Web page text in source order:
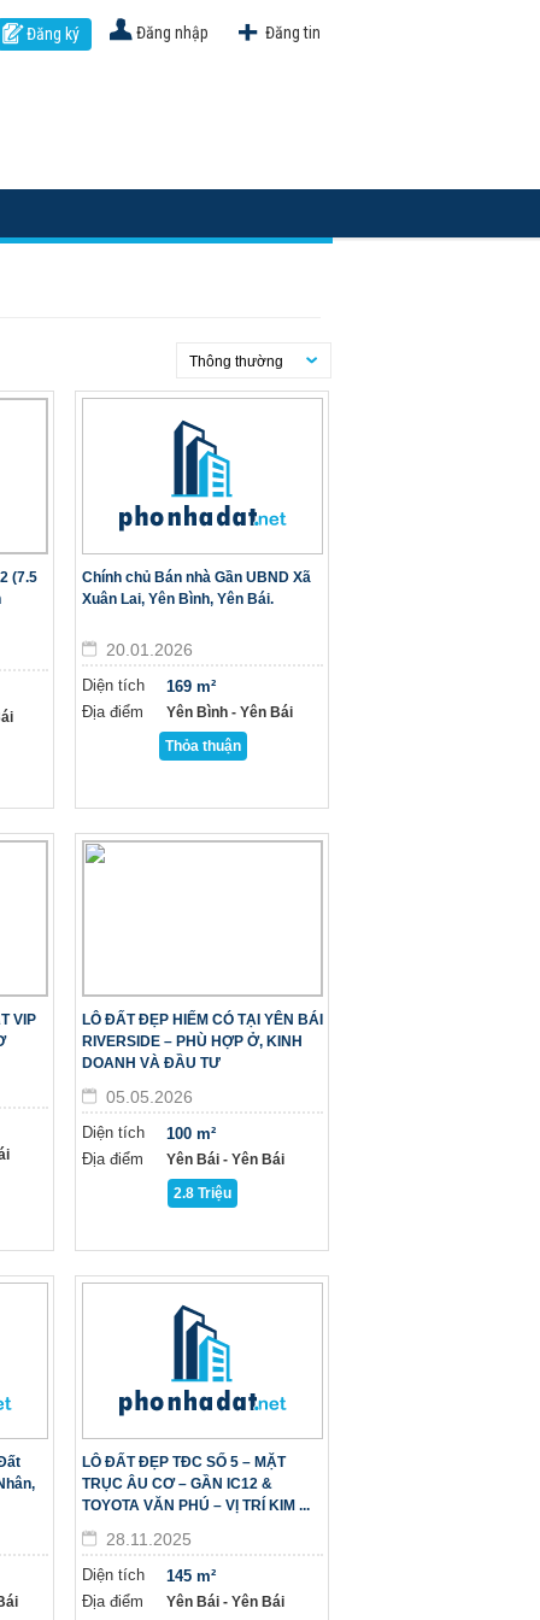
Đăng tin
Đăng nhập
Đăng ký
Thông thường
(7.5
Chính chủ Bán nhà Gần UBND Xã
Xuân Lai, Yên Bình, Yên Bái.
20.01.2026
Diện tích
Địa điểm
169 m²
Yên Bình - Yên Bái
Thỏa thuận
VIP
LÔ ĐẤT ĐẸP HIẾM CÓ TẠI YÊN BÁI
RIVERSIDE – PHÙ HỢP Ở, KINH
DOANH VÀ ĐẦU TƯ
05.05.2026
Diện tích
Địa điểm
100 m²
Yên Bái - Yên Bái
2.8 Triệu
LÔ ĐẤT ĐẸP TĐC SỐ 5 – MẶT
TRỤC ÂU CƠ – GẦN IC12 &
TOYOTA VĂN PHÚ – VỊ TRÍ KIM ...
28.11.2025
Diện tích
Địa điểm
145 m²
Yên Bái - Yên Bái